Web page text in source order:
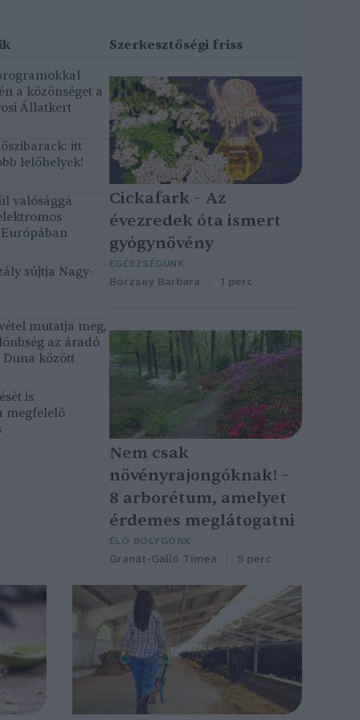
a közönséget a
Állatkert
itt
lelőhelyek!
valósággá
sújtja Nagy-
mutatja meg,
az áradó
Duna között
is
megfelelő
Cickafark – Az
évezredek óta ismert
gyógynövény
EGÉSZSÉGÜNK
Börzsey Barbara 1 perc
Nem csak
növényrajongóknak! –
8 arborétum, amelyet
érdemes meglátogatni
ÉLŐ BOLYGÓNK
Granát-Galló Tímea 5 perc